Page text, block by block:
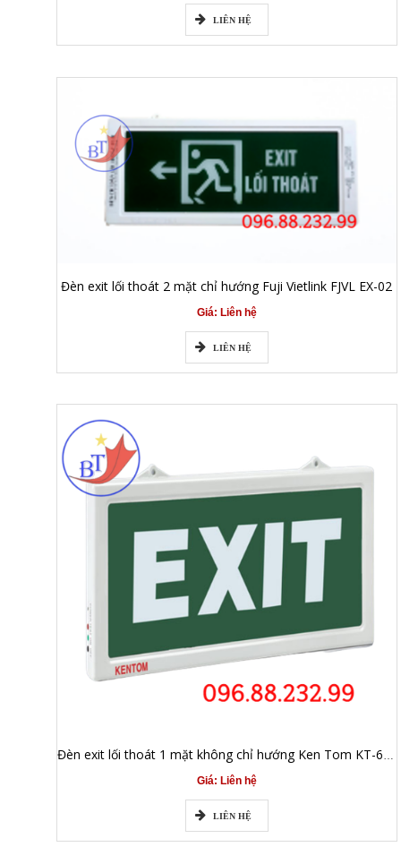
LIÊN HỆ
Đèn exit lối thoát 2 mặt chỉ hướng Fuji Vietlink FJVL EX-02
Giá: Liên hệ
LIÊN HỆ
Đèn exit lối thoát 1 mặt không chỉ hướng Ken Tom KT-610
Giá: Liên hệ
LIÊN HỆ